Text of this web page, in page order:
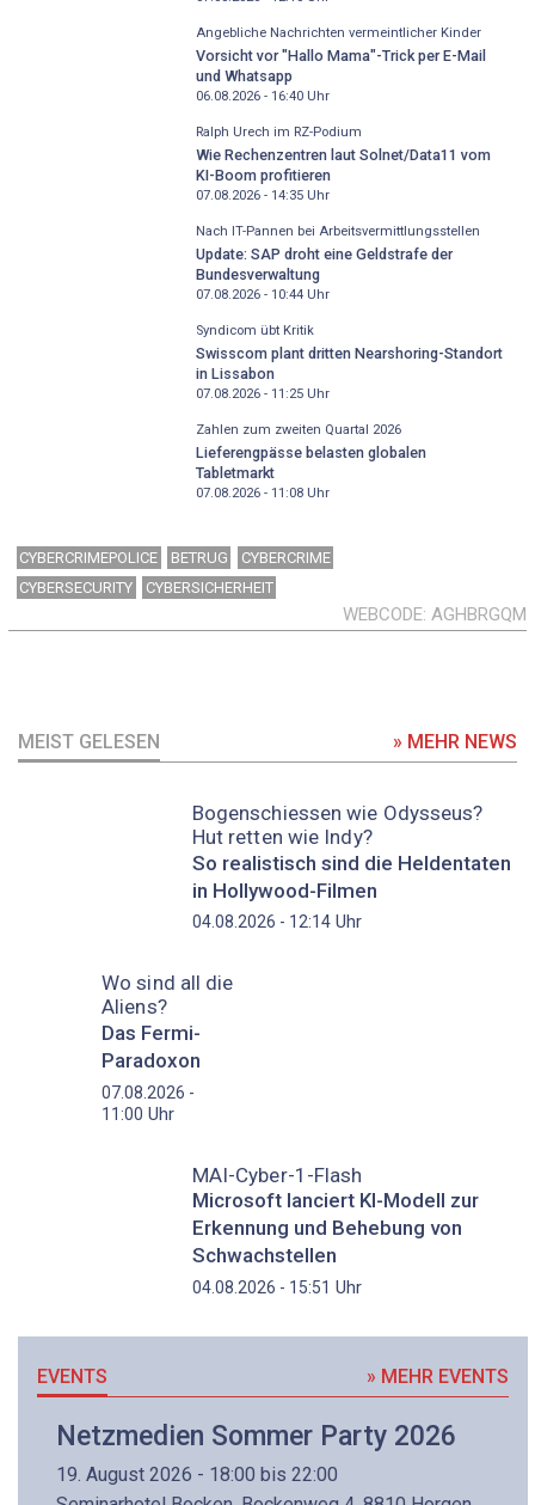
Angebliche Nachrichten vermeintlicher Kinder
Vorsicht vor "Hallo Mama"-Trick per E-Mail
und Whatsapp
06.08.2026 - 16:40Uhr
Ralph Urech im RZ-Podium
Wie Rechenzentren laut Solnet/Data11 vom
KI-Boom profitieren
07.08.2026 - 14:35Uhr
Nach IT-Pannen bei Arbeitsvermittlungsstellen
Update: SAP droht eine Geldstrafe der
Bundesverwaltung
07.08.2026 - 10:44Uhr
Syndicom übt Kritik
Swisscom plant dritten Nearshoring-Standort
in Lissabon
07.08.2026 - 11:25Uhr
Zahlen zum zweiten Quartal 2026
Lieferengpässe belasten globalen
Tabletmarkt
07.08.2026 - 11:08Uhr
CYBERCRIMEPOLICE BETRUG
CYBERCRIME
CYBERSECURITY
CYBERSICHERHEIT
WEBCODE AGHBRGQM
MEIST GELESEN » MEHR NEWS
Bogenschiessen wie Odysseus?
Hut retten wie Indy?
So realistisch sind die Heldentaten
in Hollywood-Filmen
04.08.2026 - 12:14Uhr
Wo sind all die
Aliens?
Das Fermi-
Paradoxon
07.08.2026 -
11:00 Uhr
MAI-Cyber-1-Flash
Microsoft lanciert KI-Modell zur
Erkennung und Behebung von
Schwachstellen
04.08.2026 - 15:51 Uhr
EVENTS » MEHR EVENTS
Netzmedien Sommer Party 2026
19. August 2026 - 18:00 bis 22:00